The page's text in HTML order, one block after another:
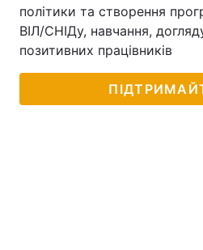
політики та створення
ВІЛ/СНІДу, навчання,
позитивних працівників